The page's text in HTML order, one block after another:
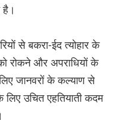
से बकरा-ईद त्योहार के
रोकने और अपराधियों के
जानवरों के कल्याण से
उचित एहतियाती कदम